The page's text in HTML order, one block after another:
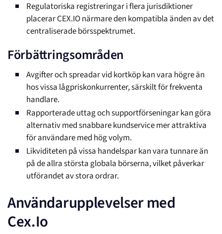
Regulatoriska registreringar i flera jurisdiktioner
placerar CEX.IO närmare den kompatibla änden av det
centraliserade börsspektrumet.
Förbättringsområden
Avgifter och spreadar vid kortköp kan vara högre än
hos vissa lågpriskonkurrenter, särskilt för frekventa
handlare.
Rapporterade uttag och supportförseningar kan göra
alternativ med snabbare kundservice mer attraktiva
för användare med hög volym.
Likviditeten på vissa handelspar kan vara tunnare än
på de allra största globala börserna, vilket påverkar
utförandet av stora ordrar.
Användarupplevelser med
Cex.Io